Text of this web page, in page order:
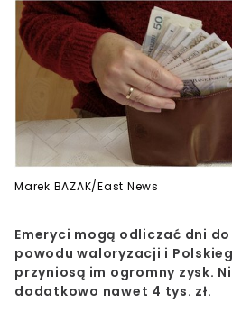
Marek BAZAK/East News
Emeryci mogą odliczać dni
powodu waloryzacji i
przyniosą im ogromny zysk.
dodatkowo nawet 4 tys. zł.